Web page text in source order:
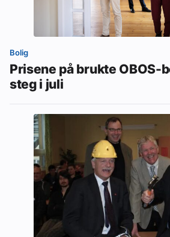
Bolig
Prisene på brukte OBOS-
steg i juli